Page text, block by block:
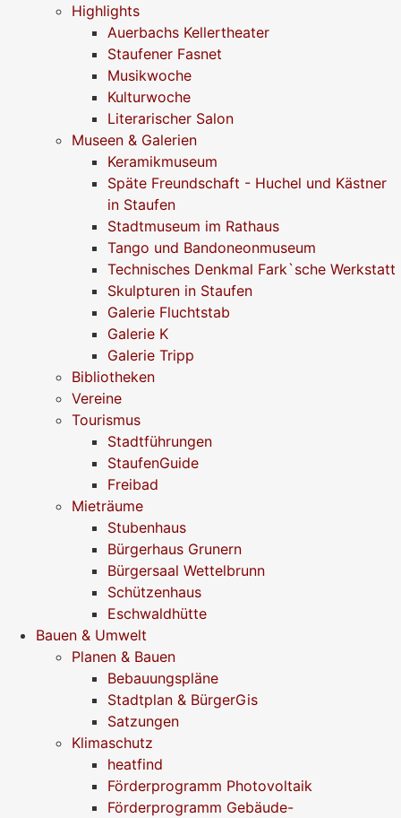
Highlights
Auerbachs Kellertheater
Staufener Fasnet
Musikwoche
Kulturwoche
Literarischer Salon
Museen & Galerien
Keramikmuseum
Späte Freundschaft - Huchel und Kästner
in Staufen
Stadtmuseum im Rathaus
Tango und Bandoneonmuseum
Technisches Denkmal Fark`sche Werkstatt
Skulpturen in Staufen
Galerie Fluchtstab
Galerie K
Galerie Tripp
Bibliotheken
Vereine
Tourismus
Stadtführungen
StaufenGuide
Freibad
Mieträume
Stubenhaus
Bürgerhaus Grunern
Bürgersaal Wettelbrunn
Schützenhaus
Eschwaldhütte
Bauen & Umwelt
Planen & Bauen
Bebauungspläne
Stadtplan & BürgerGis
Satzungen
Klimaschutz
heatfind
Förderprogramm Photovoltaik
Förderprogramm Gebäude-